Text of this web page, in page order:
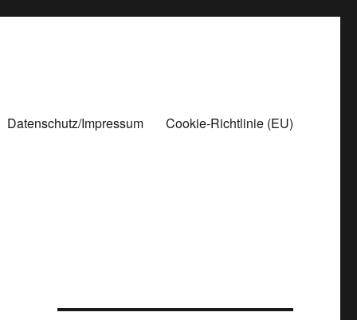
Datenschutz/Impressum Cookie-Richtlinie (EU)